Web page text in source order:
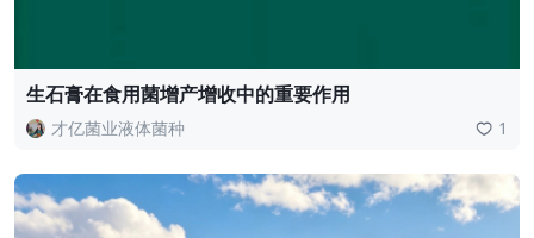
生石膏在食用菌增产增收中的重要作用
才亿菌业液体菌种 1